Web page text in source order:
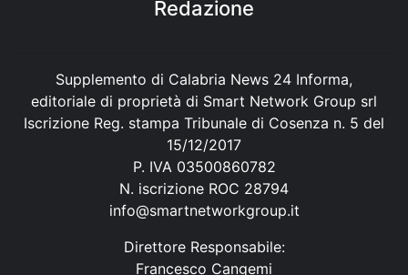
Redazione
Supplemento di Calabria News 24 Informa,
editoriale di proprietà di Smart Network Group srl
Iscrizione Reg. stampa Tribunale di Cosenza n. 5 del
15/12/2017
P. IVA 03500860782
N. iscrizione ROC 28794
info@smartnetworkgroup.it
Direttore Responsabile:
Francesco Cangemi